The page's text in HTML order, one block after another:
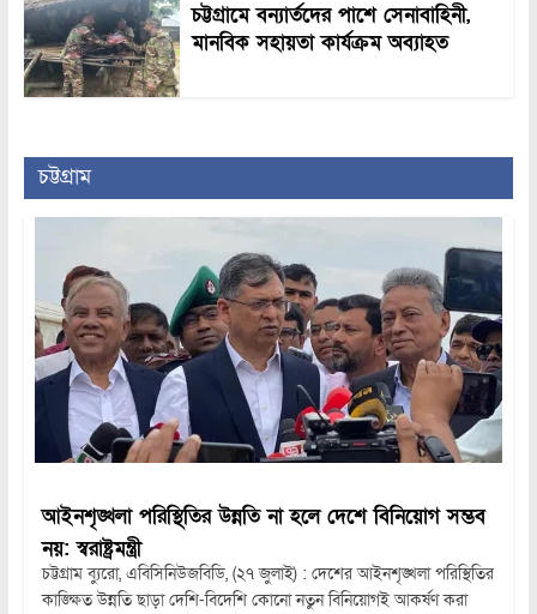
চট্টগ্রামে বন্যার্তদের পাশে সেনাবাহিনী,
মানবিক সহায়তা কার্যক্রম অব্যাহত
চট্টগ্রাম
আইনশৃঙ্খলা পরিস্থিতির উন্নতি না হলে দেশে বিনিয়োগ সম্ভব
নয়: স্বরাষ্ট্রমন্ত্রী
চট্টগ্রাম ব্যুরো, এবিসিনিউজবিডি, (২৭ জুলাই) : দেশের আইনশৃঙ্খলা পরিস্থিতির
কাঙ্ক্ষিত উন্নতি ছাড়া দেশি-বিদেশি কোনো নতুন বিনিয়োগই আকর্ষণ করা